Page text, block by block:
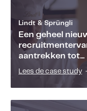
Lindt & Sprüngli
Een geheel
aantrekken tot...
Lees de case study